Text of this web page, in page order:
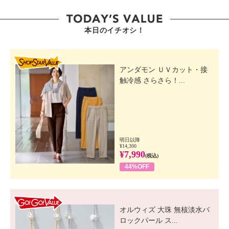
本日のイチオシ！
アンダモン ＵＶカット・接
触冷感 さらさら！...
明日以降
¥14,300
¥7,990(税込)
44%OFF
オルウィズ 大珠 無核淡水バ
ロックパール ス...